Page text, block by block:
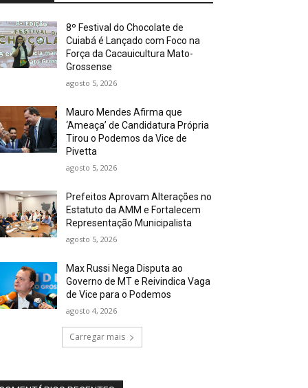
8º Festival do Chocolate de
Cuiabá é Lançado com Foco na
Força da Cacauicultura Mato-
Grossense
agosto 5, 2026
Mauro Mendes Afirma que
‘Ameaça’ de Candidatura Própria
Tirou o Podemos da Vice de
Pivetta
agosto 5, 2026
Prefeitos Aprovam Alterações no
Estatuto da AMM e Fortalecem
Representação Municipalista
agosto 5, 2026
Max Russi Nega Disputa ao
Governo de MT e Reivindica Vaga
de Vice para o Podemos
agosto 4, 2026
Carregar mais